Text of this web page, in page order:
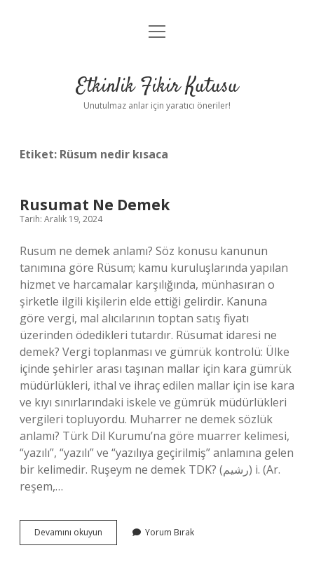
Anasayfa
Yasal Uyarı
menüyü
Etkinlik Fikir Kutusu
Unutulmaz anlar için yaratıcı öneriler!
Etiket: Rüsum nedir kısaca
Rusumat Ne Demek
Tarih: Aralık 19, 2024
Rusum ne demek anlamı? Söz konusu kanunun
tanımına göre Rüsum; kamu kuruluşlarında yapılan
hizmet ve harcamalar karşılığında, münhasıran o
şirketle ilgili kişilerin elde ettiği gelirdir. Kanuna
göre vergi, mal alıcılarının toptan satış fiyatı
üzerinden ödedikleri tutardır. Rüsumat idaresi ne
demek? Vergi toplanması ve gümrük kontrolü: Ülke
içinde şehirler arası taşınan mallar için kara gümrük
müdürlükleri, ithal ve ihraç edilen mallar için ise kara
ve kıyı sınırlarındaki iskele ve gümrük müdürlükleri
vergileri topluyordu. Muharrer ne demek sözlük
anlamı? Türk Dil Kurumu’na göre muarrer kelimesi,
“yazılı”, “yazılı” ve “yazılıya geçirilmiş” anlamına gelen
bir kelimedir. Ruşeym ne demek TDK? (ﺭﺷﻴﻢ) i. (Ar.
reşem,…
Devamını okuyun Rusumat
Ne
Yorum Bırak